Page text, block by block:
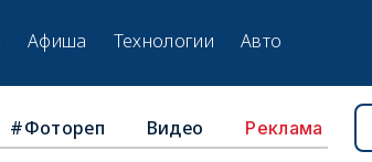
Афиша Технологии Авто
#Фотореп Видео Реклама